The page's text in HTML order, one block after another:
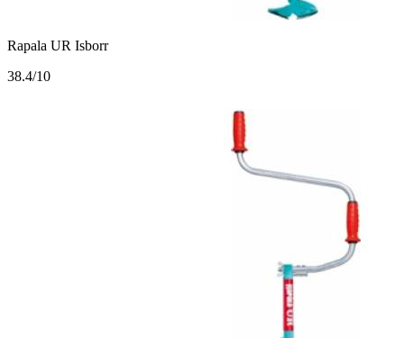
Rapala UR Isborr
38.4/10